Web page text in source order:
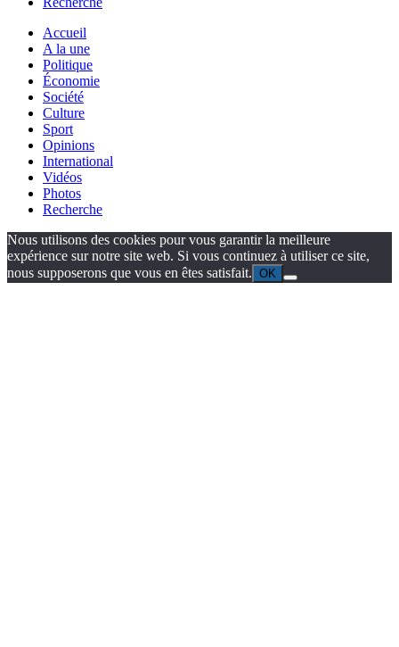
Accueil
A la une
Politique
Économie
Société
Culture
Sport
Opinions
International
Vidéos
Photos
Recherche
Nous utilisons des cookies pour vous garantir la meilleure
expérience sur notre site web. Si vous continuez à utiliser ce site,
nous supposerons que vous en êtes satisfait. OK